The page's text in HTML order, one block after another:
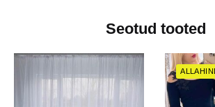
Seotud tooted